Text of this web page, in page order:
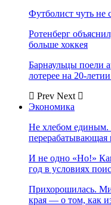
Футболист чуть не
Ротенберг
больше хоккея
Барнаульцы поели
лотерее на 20-
Prev Next
Экономика
Не хлебом единым.
И не одно «Но!»
год в условиях
Прихорошилась.
края — о том, как